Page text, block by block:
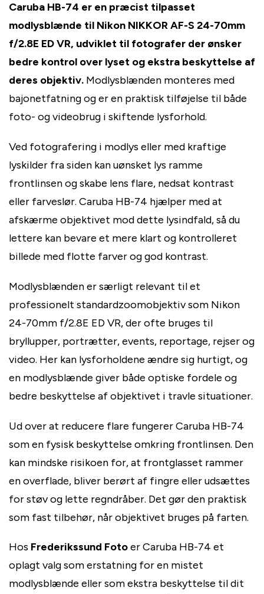
Caruba HB-74 er en præcist tilpasset
modlysblænde til Nikon NIKKOR AF-S 24-70mm
f/2.8E ED VR, udviklet til fotografer der ønsker
bedre kontrol over lyset og ekstra beskyttelse af
deres objektiv. Modlysblænden monteres med
bajonetfatning og er en praktisk tilføjelse til både
foto- og videobrug i skiftende lysforhold.
Ved fotografering i modlys eller med kraftige
lyskilder fra siden kan uønsket lys ramme
frontlinsen og skabe lens flare, nedsat kontrast
eller farveslør. Caruba HB-74 hjælper med at
afskærme objektivet mod dette lysindfald, så du
lettere kan bevare et mere klart og kontrolleret
billede med flotte farver og god kontrast.
Modlysblænden er særligt relevant til et
professionelt standardzoomobjektiv som Nikon
24-70mm f/2.8E ED VR, der ofte bruges til
bryllupper, portrætter, events, reportage, rejser og
video. Her kan lysforholdene ændre sig hurtigt, og
en modlysblænde giver både optiske fordele og
bedre beskyttelse af objektivet i travle situationer.
Ud over at reducere flare fungerer Caruba HB-74
som en fysisk beskyttelse omkring frontlinsen. Den
kan mindske risikoen for, at frontglasset rammer
en overflade, bliver berørt af fingre eller udsættes
for støv og lette regndråber. Det gør den praktisk
som fast tilbehør, når objektivet bruges på farten.
Hos Frederikssund Fotoer Caruba HB-74 et
oplagt valg som erstatning for en mistet
modlysblænde eller som ekstra beskyttelse til dit